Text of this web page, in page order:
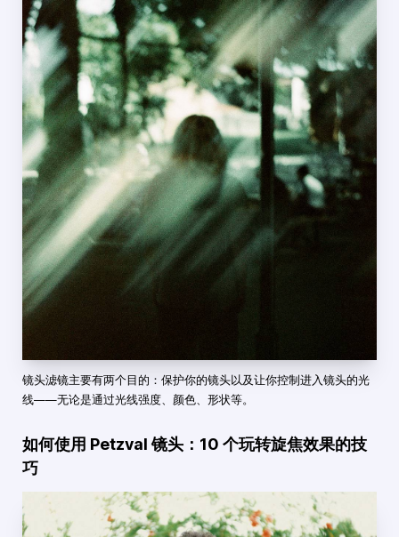
镜头滤镜主要有两个目的：保护你的镜头以及让你控制进入镜头的光
线——无论是通过光线强度、颜色、形状等。
如何使用 Petzval 镜头：10 个玩转旋焦效果的技
巧